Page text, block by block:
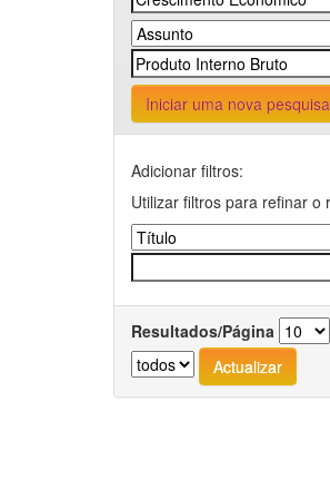
Iniciar uma nova pesquisa
Adicionar filtros:
Utilizar filtros para refinar o
Resultados/Página